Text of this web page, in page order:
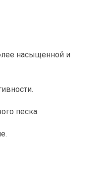
насыщенной и
песка.